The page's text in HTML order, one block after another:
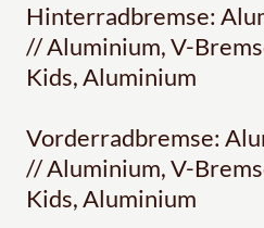
Hinterradbremse:
// Aluminium, V-
Kids, Aluminium
Vorderradbremse:
// Aluminium, V-
Kids, Aluminium